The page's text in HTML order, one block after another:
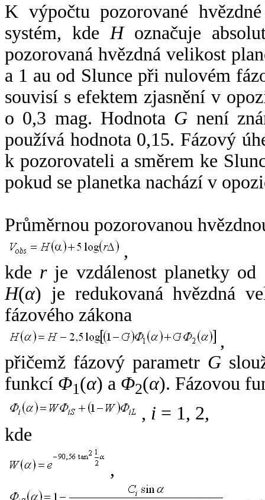
K výpočtu pozorované
systém, kde Hoznačuje
pozorovaná hvězdná velikost
a 1 au od Slunce při nulovém
souvisí s efektem zjasnění v
o 0,3 mag. Hodnota G není
používá hodnota 0,15. Fázový
k pozorovateli a směrem ke
pokud se planetka nachází v
Průměrnou pozorovanou
,
kde rje vzdálenost planetky od
H(α) je redukovaná hvězdná
fázového zákona
,
přičemž fázový parametr G
funkcí Φ1(α) a Φ2(α). Fázovou
, i = 1, 2,
kde
,